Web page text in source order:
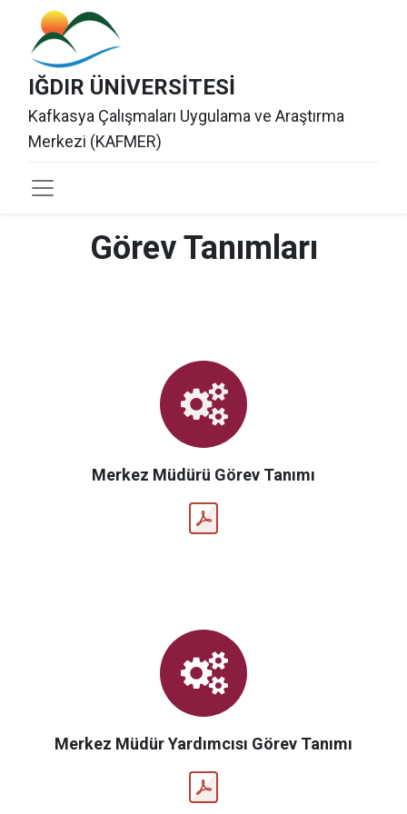
IĞDIR ÜNİVERSİTESİ
Kafkasya Çalışmaları Uygulama ve Araştırma
Merkezi (KAFMER)
Görev Tanımları
Merkez Müdürü Görev Tanımı
Merkez Müdür Yardımcısı Görev Tanımı